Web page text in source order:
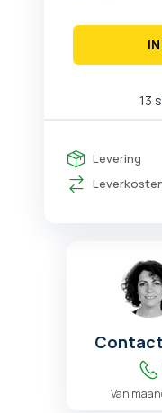
13
Levering
Van